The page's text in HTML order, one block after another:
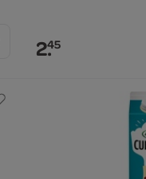
2.45